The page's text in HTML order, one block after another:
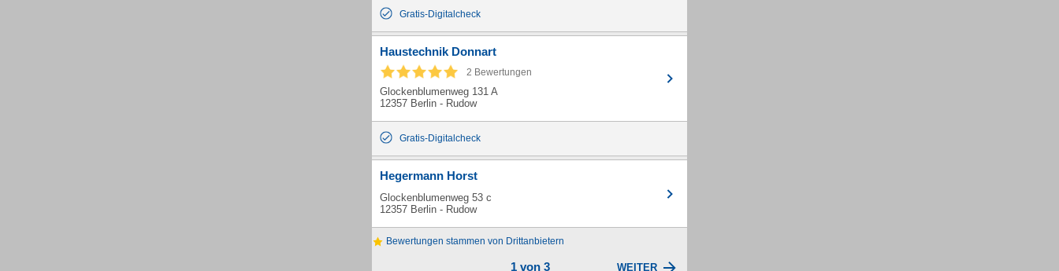
Gratis-Digitalcheck
Haustechnik Donnart
2 Bewertungen
Glockenblumenweg 131 A
12357 Berlin - Rudow
Gratis-Digitalcheck
Hegermann Horst
Glockenblumenweg 53 c
12357 Berlin - Rudow
Bewertungen stammen von Drittanbietern
1 von 3 WEITER